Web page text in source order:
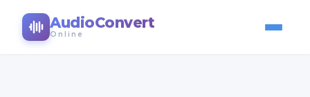
AudioConvert
Online